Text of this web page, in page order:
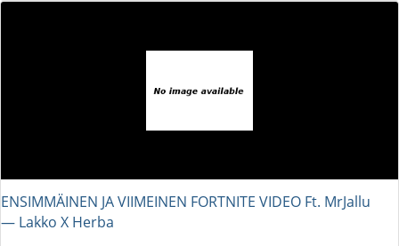
ENSIMMÄINEN JA VIIMEINEN FORTNITE VIDEO Ft. MrJallu
― Lakko X Herba